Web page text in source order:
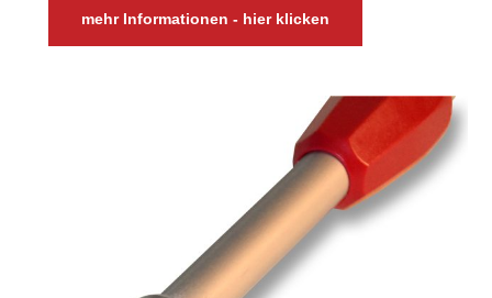
mehr Informationen - hier klicken